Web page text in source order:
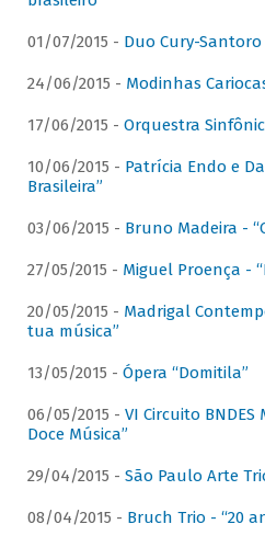
01/07/2015 - Duo Cury-Santoro
24/06/2015 - Modinhas
17/06/2015 - Orquestra
10/06/2015 - Patrícia Endo e
Brasileira”
03/06/2015 - Bruno Madeira -
27/05/2015 - Miguel Proença -
20/05/2015 - Madrigal
tua música”
13/05/2015 - Ópera “Domitila”
06/05/2015 - VI Circuito BNDES
Doce Música”
29/04/2015 - São Paulo Arte
08/04/2015 - Bruch Trio - “20